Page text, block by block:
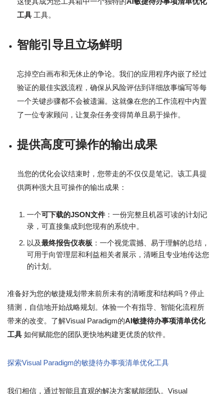
工具 工具。
智能引导且立场鲜明
忘掉空白画布和无休止的争论。我们的应用程序内嵌了经过
验证的最佳实践流程，确保从风险评估到详细故事编写等每
一个关键步骤都不会被遗漏。这就像在您的工作流程中内置
了一位专家顾问，让复杂任务变得简单且易于操作。
提供高度可操作的输出成果
当您的优化会议结束时，您带走的不仅仅是笔记。该工具提
供两种强大且可操作的输出成果：
一个可下载的JSON文件：一份完整且机器可读的计划记
录，可直接集成到您现有的系统中。
以及最终报告仪表板 ：一个视觉震撼、易于理解的总结，
可用于向管理层和利益相关者展示，清晰且专业地传达您
的计划。
准备好为您的敏捷规划带来前所未有的清晰度和结构吗？停止
猜测，自信地开始战略规划。体验一个有指导、智能化流程所
带来的改变。了解Visual Paradigm的AI敏捷待办事项清单优化
工具 如何赋能您的团队更快地构建更优质的软件。
探索Visual Paradigm的敏捷待办事项清单优化工具
我们相信，通过智能且直观的解决方案赋能团队。Visual